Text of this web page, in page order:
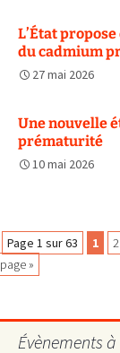
L’État
du cadmium
27 mai 2026
Une nouvelle
prématurité
10 mai 2026
des
Page 1 sur 63 1 2
page »
Évènements